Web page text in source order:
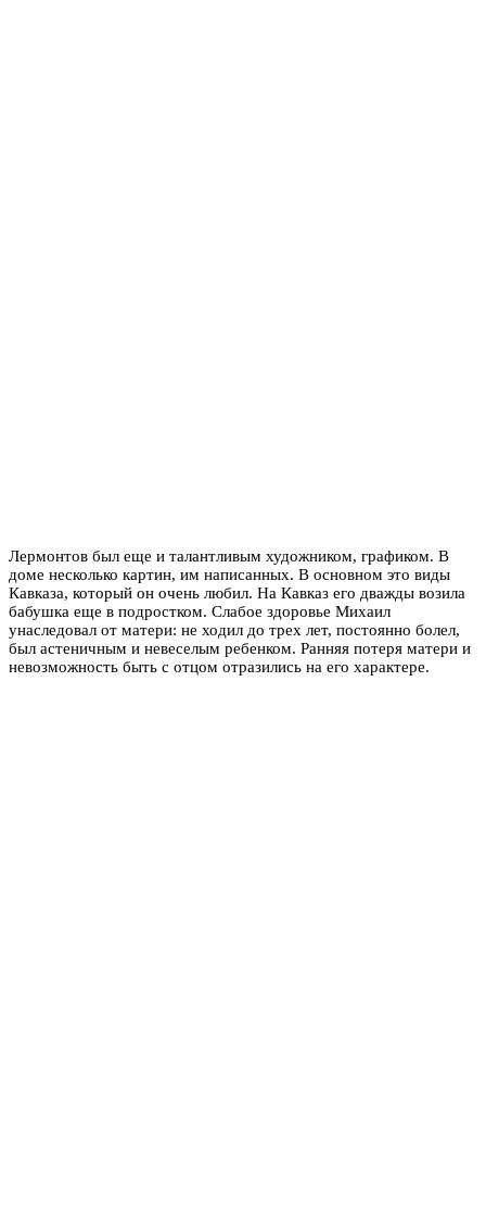
Лермонтов был еще и талантливым художником, графиком. В
доме несколько картин, им написанных. В основном это виды
Кавказа, который он очень любил. На Кавказ его дважды возила
бабушка еще в подростком. Слабое здоровье Михаил
унаследовал от матери: не ходил до трех лет, постоянно болел,
был астеничным и невеселым ребенком. Ранняя потеря матери и
невозможность быть с отцом отразились на его характере.